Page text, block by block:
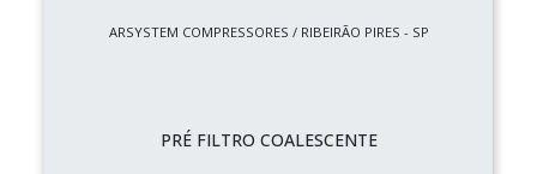
ARSYSTEM COMPRESSORES / RIBEIRÃO PIRES - SP
PRÉ FILTRO COALESCENTE